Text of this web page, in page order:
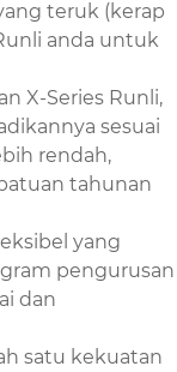
teruk (kerap
anda untuk
X-Series Runli,
sesuai
rendah,
tahunan
yang
pengurusan
dan
satu kekuatan